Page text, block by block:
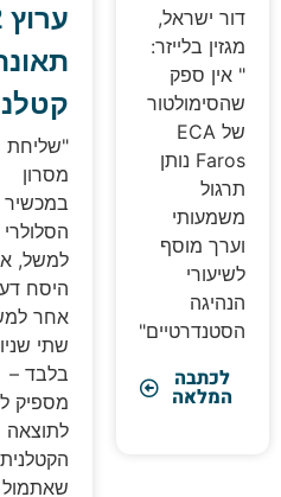
ישראל,
בלייזר:
אין ספק
של ECA
Faros נותן
מוסף
לכתבה
המלאה
ערוץ 2 -
תאונה
קטלנית
"שליחת
מסרון
במכשיר
הסלולרי
למשל, או כל
היסח דעת
אחר למשך
שתי שניות
בלבד –
מספיק לגרום
לתוצאה
הקטלנית
שאתמול